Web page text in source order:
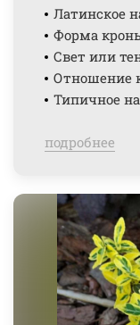
Латинское
Форма
Свет или
Отношение
Типичное
подробнее